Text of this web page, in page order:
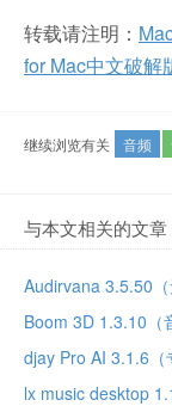
转载请注明：
for Mac中文破解
继续浏览有关 音频
与本文相关的文章
Audirvana 3.5.50
Boom 3D 1.3.10（
djay Pro AI 3.1.6